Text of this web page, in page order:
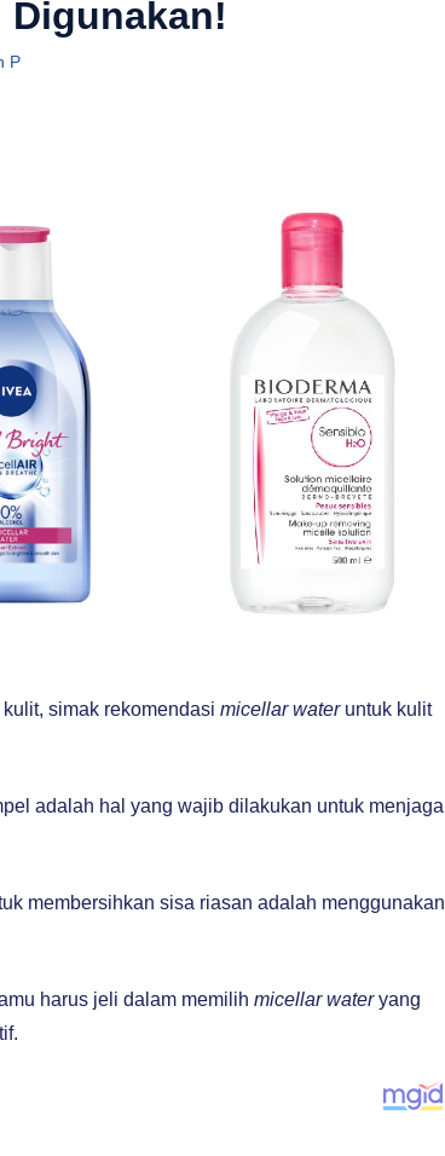
Digunakan!
P
simak rekomendasi micellar water untuk kulit
adalah hal yang wajib dilakukan untuk menjaga
membersihkan sisa riasan adalah menggunakan
harus jeli dalam memilih micellar wateryang